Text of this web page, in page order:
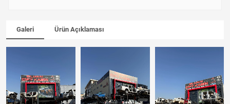
Galeri Ürün Açıklaması